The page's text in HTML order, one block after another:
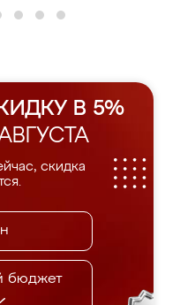
В 5%
скидка
бюджет